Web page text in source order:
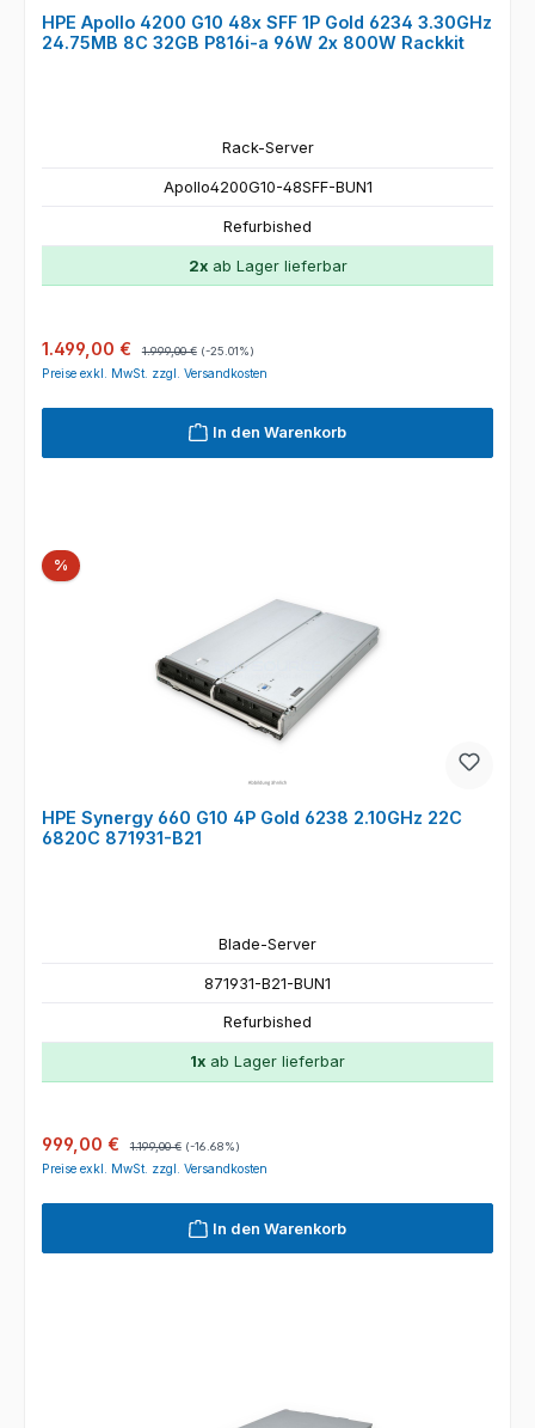
HPE Apollo 4200 G10 48x SFF 1P Gold 6234 3.30GHz
24.75MB 8C 32GB P816i-a 96W 2x 800W Rackkit
Rack-Server
Apollo4200G10-48SFF-BUN1
Refurbished
2xab Lager lieferbar
Verkaufspreis:
1.499,00 € 1.999,00 € (-25.01%)
Preise exkl. MwSt. zzgl. Versandkosten
In den Warenkorb
%Rabatt
HPE Synergy 660 G10 4P Gold 6238 2.10GHz 22C
6820C 871931-B21
Blade-Server
871931-B21-BUN1
Refurbished
1x ab Lager lieferbar
Verkaufspreis:
999,00 € Regulärer Preis:
1.199,00 € (-16.68%)
Preise exkl. MwSt. zzgl. Versandkosten
In den Warenkorb